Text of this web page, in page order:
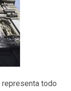
representa todo